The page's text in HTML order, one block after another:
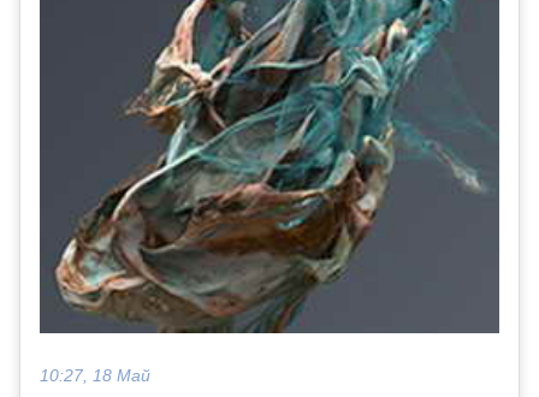
10:27, 18 Май